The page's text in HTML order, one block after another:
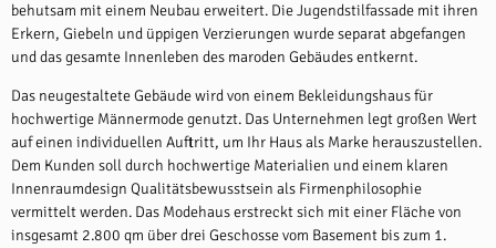
behutsam mit einem Neubau erweitert. Die Jugendstilfassade mit ihren
Erkern, Giebeln und üppigen Verzierungen wurde separat abgefangen
und das gesamte Innenleben des maroden Gebäudes entkernt.
Das neugestaltete Gebäude wird von einem Bekleidungshaus für
hochwertige Männermode genutzt. Das Unternehmen legt großen Wert
auf einen individuellen Auftritt, um Ihr Haus als Marke herauszustellen.
Dem Kunden soll durch hochwertige Materialien und einem klaren
Innenraumdesign Qualitätsbewusstsein als Firmenphilosophie
vermittelt werden. Das Modehaus erstreckt sich mit einer Fläche von
insgesamt 2.800 qm über drei Geschosse vom Basement bis zum 1.